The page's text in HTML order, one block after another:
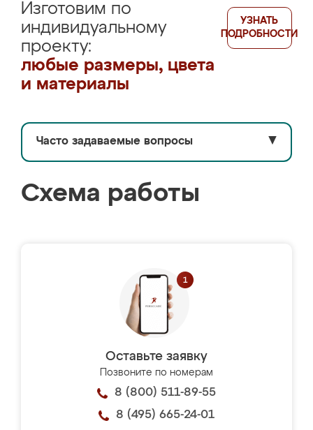
Изготовим по
индивидуальному
проекту:
любые размеры, цвета
и материалы
УЗНАТЬ
ПОДРОБНОСТИ
Часто задаваемые вопросы ▼
Схема работы
Оставьте заявку
Позвоните по номерам
8 (800) 511-89-55
8 (495) 665-24-01